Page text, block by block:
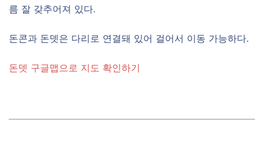
름 잘 갖추어져 있다.
돈콘과 돈뎃은 다리로 연결돼 있어 걸어서 이동 가능하다.
돈뎃 구글맵으로 지도 확인하기